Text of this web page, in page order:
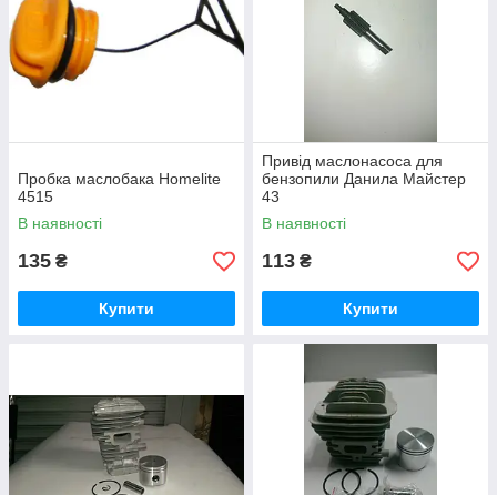
Пробка маслобака Homelite
4515
В наявності
135 ₴
Купити
Привід маслонасоса для
бензопили Данила Майстер
43
В наявності
113 ₴
Купити